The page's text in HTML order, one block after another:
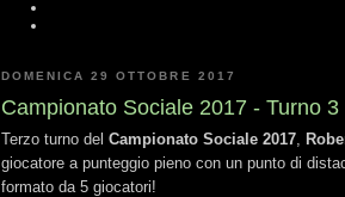
DOMENICA 29 OTTOBRE 2017
Campionato Sociale 2017 - Turno 3
Terzo turno del Campionato Sociale 2017
giocatore a punteggio pieno con un punto di
formato da 5 giocatori!